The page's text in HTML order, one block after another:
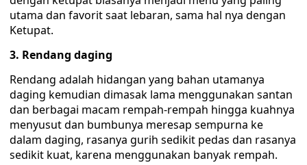
utama dan favorit saat lebaran, sama hal nya dengan
Ketupat.
3. Rendang daging
Rendang adalah hidangan yang bahan utamanya
daging kemudian dimasak lama menggunakan santan
dan berbagai macam rempah-rempah hingga kuahnya
menyusut dan bumbunya meresap sempurna ke
dalam daging, rasanya gurih sedikit pedas dan rasanya
sedikit kuat, karena menggunakan banyak rempah.